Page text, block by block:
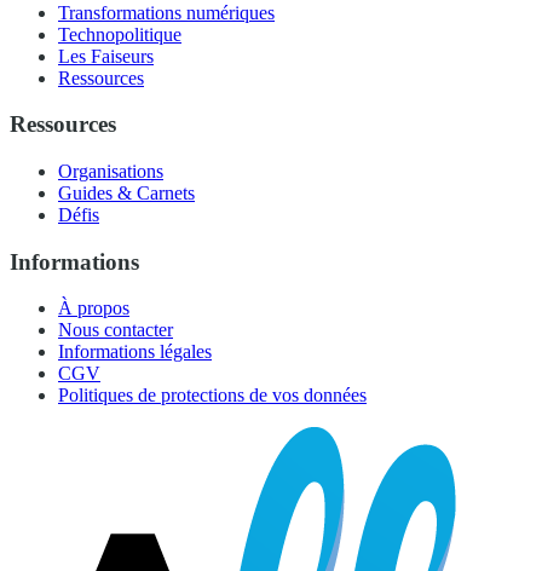
Transformations numériques
Technopolitique
Les Faiseurs
Ressources
Ressources
Organisations
Guides & Carnets
Défis
Informations
À propos
Nous contacter
Informations légales
CGV
Politiques de protections de vos données